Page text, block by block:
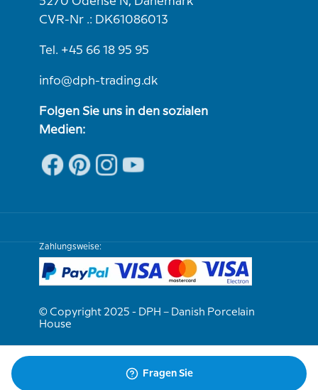
Fragen Sie
CVR-Nr .: DK61086013
Tel. +45 66 18 95 95
info@dph-trading.dk
Folgen Sie uns in den sozialen
Medien:
Zahlungsweise:
© Copyright 2025 - DPH – Danish Porcelain
House
Wir sind e-bewährt